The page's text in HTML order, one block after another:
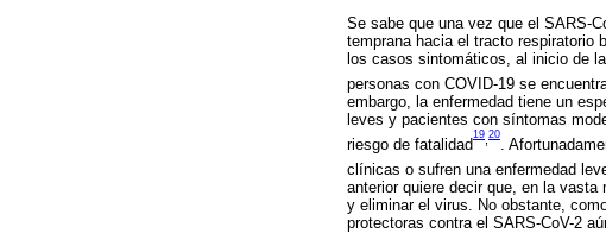
Se sabe que una vez que el SARS-
temprana hacia el tracto respiratorio
los casos sintomáticos, al inicio de
personas con COVID-19 se
embargo, la enfermedad tiene un
leves y pacientes con síntomas
riesgo de fatalidad
19 20
.
clínicas o sufren una enfermedad
anterior quiere decir que, en la
y eliminar el virus. No obstante,
protectoras contra el SARS-CoV-2